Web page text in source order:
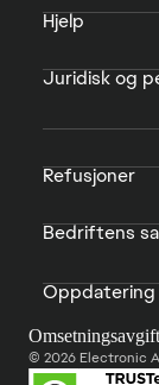
Hjelp
Juridisk og
Refusjoner
Bedriftens
© 2026 Electronic